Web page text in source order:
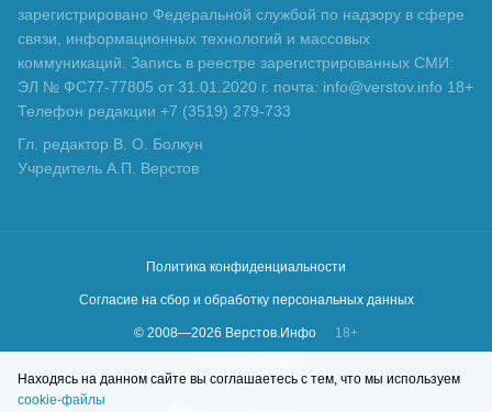
зарегистрировано Федеральной службой по надзору в сфере
связи, информационных технологий и массовых
коммуникаций. Запись в реестре зарегистрированных СМИ:
ЭЛ № ФС77-77805 от 31.01.2020 г. почта: info@verstov.info 18+
Телефон редакции +7 (3519) 279-733
Гл. редактор В. О. Болкун
Учредитель А.П. Верстов
Политика конфиденциальности
Согласие на сбор и обработку персональных данных
© 2008—2026 Верстов.Инфо
18+
Находясь на данном сайте вы соглашаетесь с тем, что мы используем
cookie-файлы